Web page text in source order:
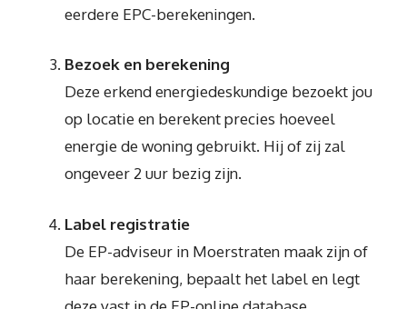
eerdere EPC-berekeningen.
Bezoek en berekening
Deze erkend energiedeskundige bezoekt jou
op locatie en berekent precies hoeveel
energie de woning gebruikt. Hij of zij zal
ongeveer 2 uur bezig zijn.
Label registratie
De EP-adviseur in Moerstraten maak zijn of
haar berekening, bepaalt het label en legt